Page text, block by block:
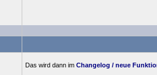
Das wird dann im Changelog / neue